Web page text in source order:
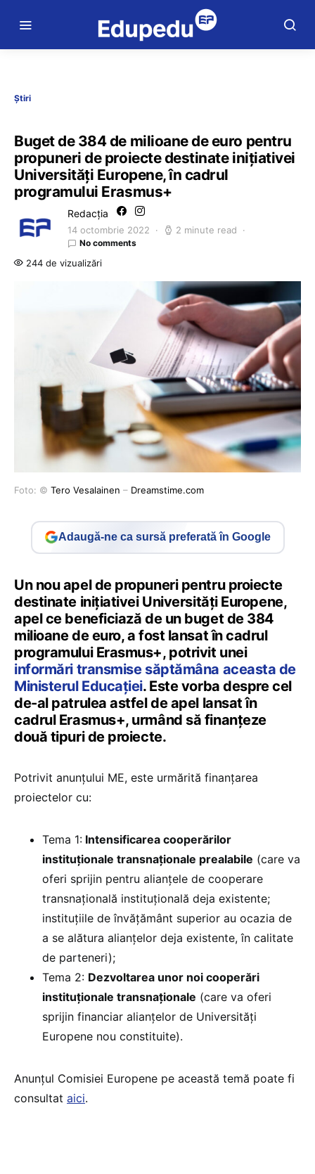
Știri
Buget de 384 de milioane de euro pentru
propuneri de proiecte destinate inițiativei
Universități Europene, în cadrul
programului Erasmus+
Redacția
14 octombrie 2022 2 minute read
No comments
244 de vizualizări
Foto: © Tero Vesalainen – Dreamstime.com
Adaugă-ne ca sursă preferată în Google
Un nou apel de propuneri pentru proiecte
destinate inițiativei Universități Europene,
apel ce beneficiază de un buget de 384
milioane de euro, a fost lansat în cadrul
programului Erasmus+, potrivit unei
informări transmise săptămâna aceasta de
Ministerul Educației. Este vorba despre cel
de-al patrulea astfel de apel lansat în
cadrul Erasmus+, urmând să finanțeze
două tipuri de proiecte.
Potrivit anunțului ME, este urmărită finanțarea
proiectelor cu:
Tema 1: Intensificarea cooperărilor
instituționale transnaționale prealabile (care va
oferi sprijin pentru alianțele de cooperare
transnațională instituțională deja existente;
instituțiile de învățământ superior au ocazia de
a se alătura alianțelor deja existente, în calitate
de parteneri);
Tema 2: Dezvoltarea unor noi cooperări
instituționale transnaționale (care va oferi
sprijin financiar alianțelor de Universități
Europene nou constituite).
Anunțul Comisiei Europene pe această temă poate fi
consultat aici.